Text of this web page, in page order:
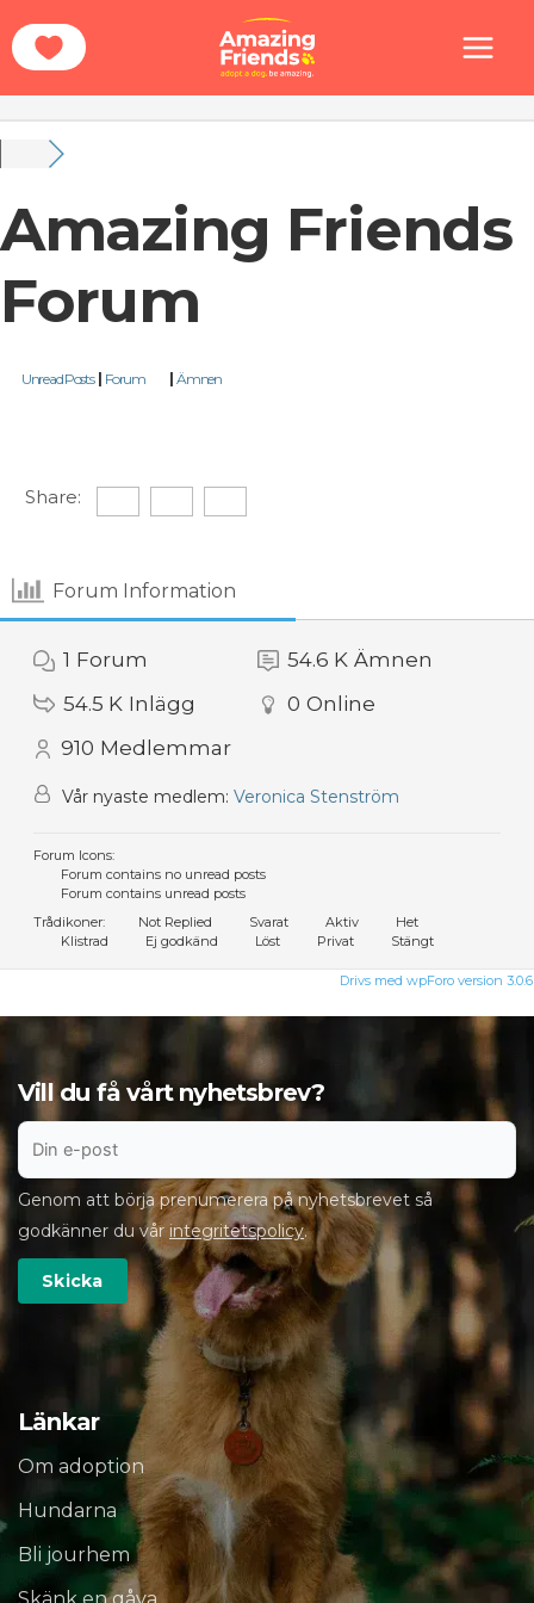
till
Hem Forum
Amazing Friends
Forum
Unread Posts Forum Ämnen
Share:
Forum Information
1 Forum 54.6 K Ämnen
54.5 K Inlägg 0 Online
910 Medlemmar
Vår nyaste medlem: Veronica Stenström
Forum Icons:
Forum contains no unread posts
Forum contains unread posts
Trådikoner:
Not Replied Svarat Aktiv
Het
Klistrad
Ej godkänd Löst Privat Stängt
Drivs med wpForo version 3.0.6
Länkar
Om adoption
Hundarna
Bli jourhem
Vill du få vårt nyhetsbrev?
Genom att börja prenumerera på nyhetsbrevet så
godkänner du vår integritetspolicy.